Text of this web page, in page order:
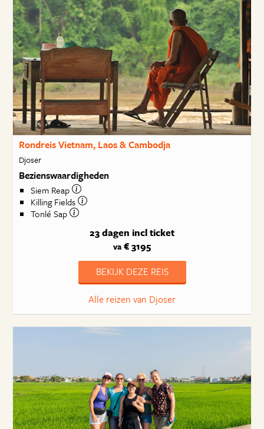
Rondreis Vietnam, Laos & Cambodja
Djoser
Bezienswaardigheden
Siem Reap
Killing Fields
Tonlé Sap
23 dagen incl ticket
va € 3195
BEKIJK DEZE REIS
Alle reizen van Djoser